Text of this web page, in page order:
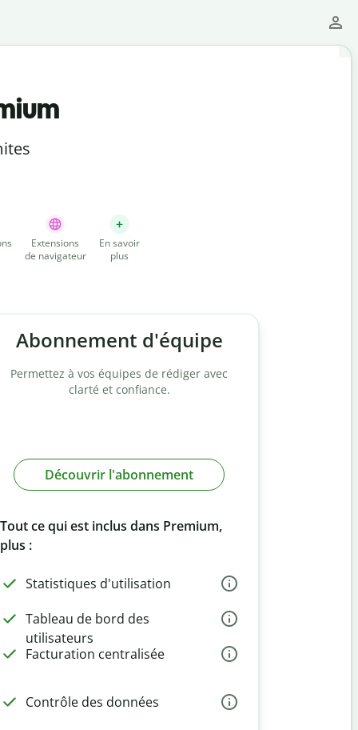
Extensions
de navigateur
En savoir
plus
Abonnement d'équipe
Permettez à vos équipes de rédiger avec
clarté et confiance.
Découvrir l'abonnement
Tout ce qui est inclus dans Premium,
plus :
Statistiques d'utilisation
Tableau de bord des
utilisateurs
Facturation centralisée
Contrôle des données